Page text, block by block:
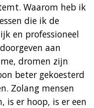
Waarom heb ik
die ik de
en professioneel
aan
dromen zijn
beter gekoesterd
Zolang mensen
is er hoop, is er een